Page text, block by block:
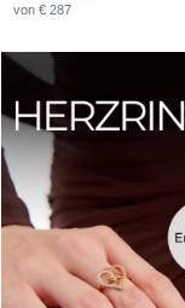
von € 287